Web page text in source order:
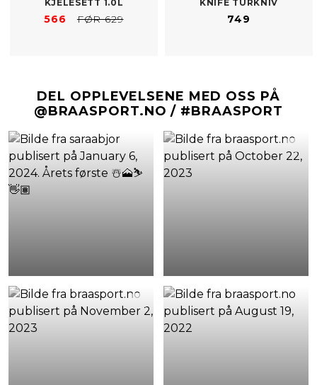
KJELESETT 1.0L
566 FØR 629
KNIFE TURKNIV
749
DEL OPPLEVELSENE MED OSS PÅ
@BRAASPORT.NO / #BRAASPORT